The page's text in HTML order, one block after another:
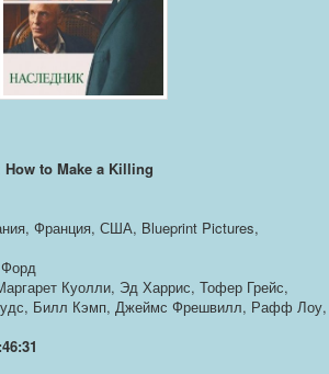
How to Make a Killing
Франция, США, Blueprint Pictures,
Куолли, Эд Харрис, Тофер Грейс,
Билл Кэмп, Джеймс Фрешвилл, Рафф Лоу,